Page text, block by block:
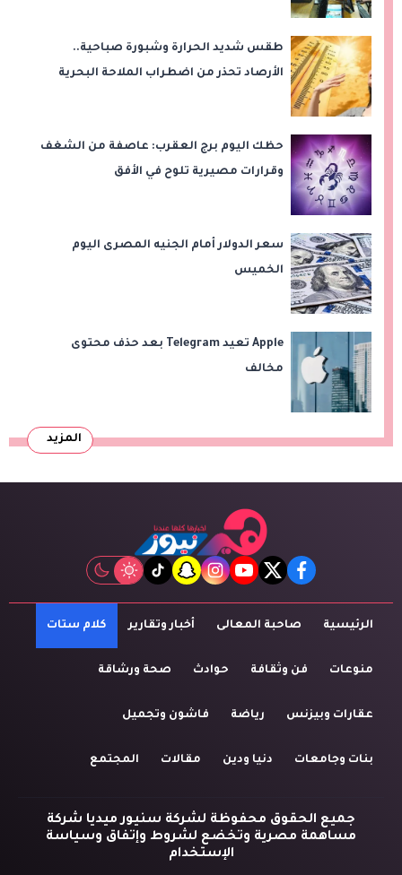
طقس شديد الحرارة وشبورة صباحية..
الأرصاد تحذر من اضطراب الملاحة البحرية
حظك اليوم برج العقرب: عاصفة من الشغف
وقرارات مصيرية تلوح في الأفق
سعر الدولار أمام الجنيه المصرى اليوم
الخميس
Apple تعيد Telegram بعد حذف محتوى
مخالف
المزيد
facebook
twitter
youtube
instagram
snapchat
tiktok
الرئيسية صاحبة المعالى أخبار وتقارير كلام ستات
منوعات فن وثقافة حوادث صحة ورشاقة
عقارات وبيزنس رياضة فاشون وتجميل
بنات وجامعات دنيا ودين مقالات المجتمع
جميع الحقوق محفوظة لشركة سنيور ميديا شركة
مساهمة مصرية وتخضع لشروط وإتفاق وسياسة
الإستخدام